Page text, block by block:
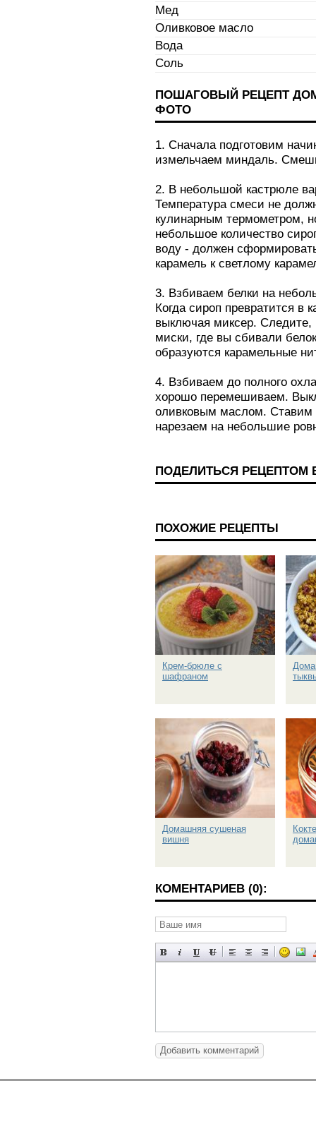
Мед
Оливковое масло
Вода
Соль
ПОШАГОВЫЙ РЕЦЕПТ
ФОТО
1. Сначала подготовим
измельчаем миндаль.
2. В небольшой кастрюле
Температура смеси не
кулинарным термометром,
небольшое количество
воду - должен
карамель к светлому
3. Взбиваем белки на
Когда сироп превратится в
выключая миксер. Следите,
миски, где вы сбивали
образуются карамельные
4. Взбиваем до полного
хорошо перемешиваем.
оливковым маслом. Ставим
нарезаем на небольшие
ПОДЕЛИТЬСЯ
ПОХОЖИЕ РЕЦЕПТЫ
Крем-брюле с
шафраном
Домашняя сушеная
вишня
КОМЕНТАРИЕВ (0):
Добавить комментарий